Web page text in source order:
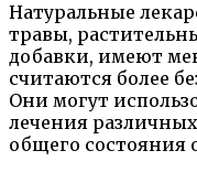
Натуральные
травы,
добавки, имеют
считаются более
Они могут
лечения
общего состояния